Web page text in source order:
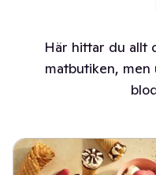
Här hittar du allt
matbutiken,